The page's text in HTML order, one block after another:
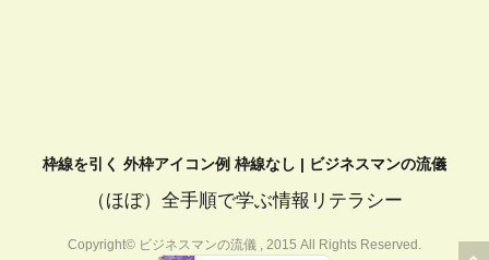
枠線を引く 外枠アイコン例 枠線なし | ビジネスマンの流儀
（ほぼ）全手順で学ぶ情報リテラシー
Copyright© ビジネスマンの流儀 , 2015 All Rights Reserved.